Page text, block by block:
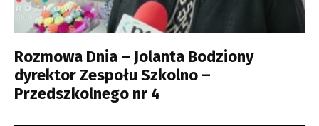
Rozmowa Dnia – Jolanta Bodziony
dyrektor Zespołu Szkolno –
Przedszkolnego nr 4